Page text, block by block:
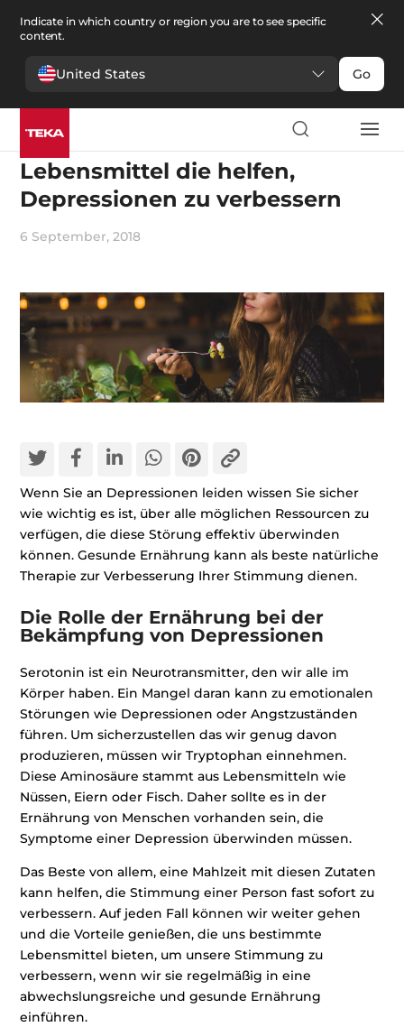
Indicate in which country or region you are to see specific
content.
United States Go
Emotionen
Lebensmittel die helfen,
Depressionen zu verbessern
6 September, 2018
Wenn Sie an Depressionen leiden wissen Sie sicher
wie wichtig es ist, über alle möglichen Ressourcen zu
verfügen, die diese Störung effektiv überwinden
können. Gesunde Ernährung kann als beste natürliche
Therapie zur Verbesserung Ihrer Stimmung dienen.
Die Rolle der Ernährung bei der
Bekämpfung von Depressionen
Serotonin ist ein Neurotransmitter, den wir alle im
Körper haben. Ein Mangel daran kann zu emotionalen
Störungen wie Depressionen oder Angstzuständen
führen. Um sicherzustellen das wir genug davon
produzieren, müssen wir Tryptophan einnehmen.
Diese Aminosäure stammt aus Lebensmitteln wie
Nüssen, Eiern oder Fisch. Daher sollte es in der
Ernährung von Menschen vorhanden sein, die
Symptome einer Depression überwinden müssen.
Das Beste von allem, eine Mahlzeit mit diesen Zutaten
kann helfen, die Stimmung einer Person fast sofort zu
verbessern. Auf jeden Fall können wir weiter gehen
und die Vorteile genießen, die uns bestimmte
Lebensmittel bieten, um unsere Stimmung zu
verbessern, wenn wir sie regelmäßig in eine
abwechslungsreiche und gesunde Ernährung
einführen.